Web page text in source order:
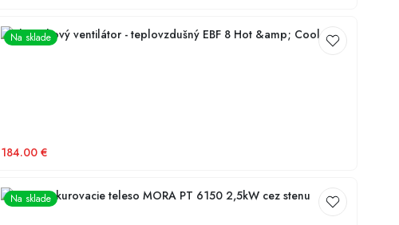
Na sklade
Bezlopatkový ventilátor - teplovzdušný EBF 8 Hot &amp; Cool
184.00 €
Na sklade Plynové vykurovacie teleso MORA PT 6150 2,5kW cez stenu